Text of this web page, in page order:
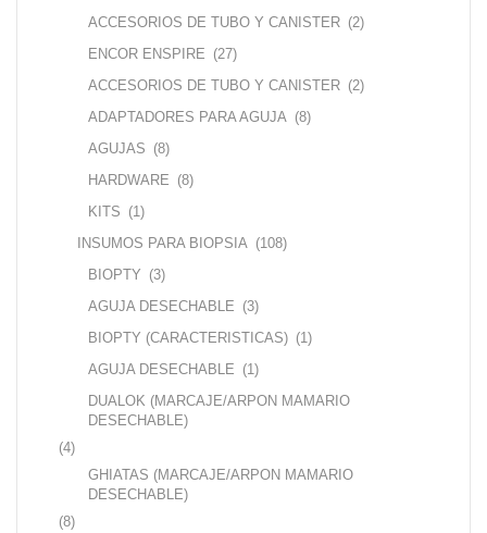
ACCESORIOS DE TUBO Y CANISTER (2)
ENCOR ENSPIRE (27)
ACCESORIOS DE TUBO Y CANISTER (2)
ADAPTADORES PARA AGUJA (8)
AGUJAS (8)
HARDWARE (8)
KITS (1)
INSUMOS PARA BIOPSIA (108)
BIOPTY (3)
AGUJA DESECHABLE (3)
BIOPTY (CARACTERISTICAS) (1)
AGUJA DESECHABLE (1)
DUALOK (MARCAJE/ARPON MAMARIO
DESECHABLE)
(4)
GHIATAS (MARCAJE/ARPON MAMARIO
DESECHABLE)
(8)